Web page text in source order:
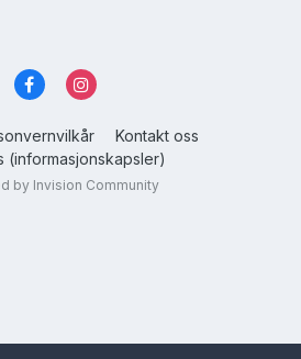
Kontakt oss
(informasjonskapsler)
by Invision Community